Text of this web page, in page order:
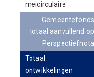
meicirculaire
Gemeentefonds
totaal aanvullend op
Perspectiefnota
Totaal
ontwikkelingen